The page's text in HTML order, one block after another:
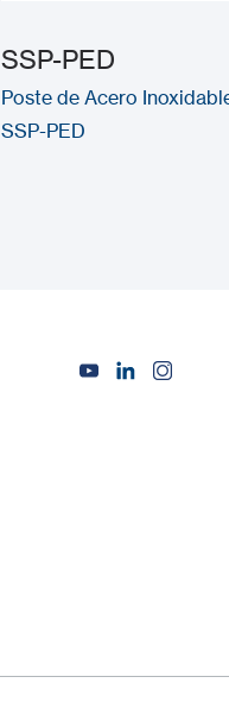
SSP-PED
Poste de Acero
SSP-PED